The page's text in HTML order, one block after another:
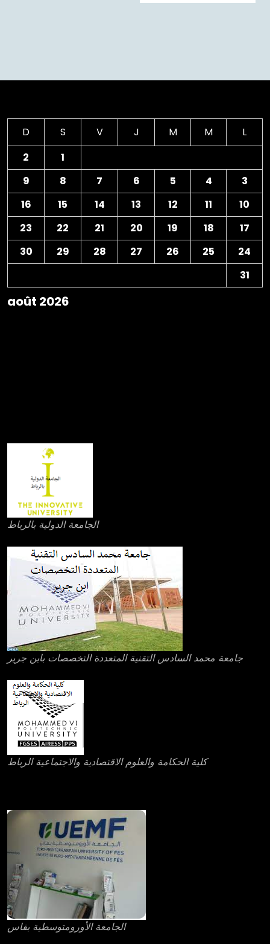
août 2026
L
M
M
J
V
S
D
1
2
3
4
5
6
7
8
9
10
11
12
13
14
15
16
17
18
19
20
21
22
23
24
25
26
27
28
29
30
31
الجامعة الدولية بالرباط
جامعة محمد السادس التقنية المتعددة التخصصات بابن جرير
كلية الحكامة والعلوم الاقتصادية والاجتماعية الرباط
الجامعة الأورومتوسطية بفاس